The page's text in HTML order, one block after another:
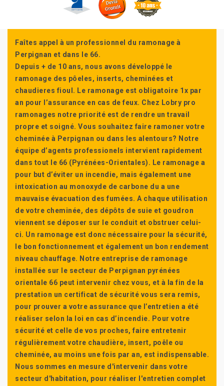
Faîtes appel à un professionnel du ramonage à
Perpignan et dans le 66.
Depuis + de 10 ans, nous avons développé le
ramonage des pôeles, inserts, cheminées et
chaudieres fioul. Le ramonage est obligatoire 1x par
an pour l’assurance en cas de feux. Chez Lobry pro
ramonages notre priorité est de rendre un travail
propre et soigné. Vous souhaitez faire ramoner votre
cheminée à Perpignan ou dans les alentours? Notre
équipe d’agents professionels intervient rapidement
dans tout le 66 (Pyrénées-Orientales). Le ramonage a
pour but d’éviter un incendie, mais également une
intoxication au monoxyde de carbone du a une
mauvaise évacuation des fumées. A chaque utilisation
de votre cheminée, des dépôts de suie et goudron
viennent se déposer sur le conduit et obstruer celui-
ci. Un ramonage est donc nécessaire pour la sécurité,
le bon fonctionnement et également un bon rendement
niveau chauffage. Notre entreprise de ramonage
installée sur le secteur de Perpignan pyrénées
orientale 66 peut intervenir chez vous, et à la fin de la
prestation un certificat de sécurité vous sera remis,
pour prouver a votre assurance que l’entretien a été
réaliser selon la loi en cas d’incendie. Pour votre
sécurité et celle de vos proches, faire entretenir
régulièrement votre chaudière, insert, poêle ou
cheminée, au moins une fois par an, est indispensable.
Nous sommes en mesure d'intervenir dans votre
secteur d'habitation, pour réaliser l'entretien complet